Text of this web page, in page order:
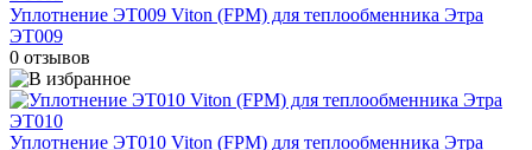
Уплотнение ЭТ009 Viton (FPM) для теплообменника Этра
ЭТ009
0 отзывов
Уплотнение ЭТ010 Viton (FPM) для теплообменника Этра